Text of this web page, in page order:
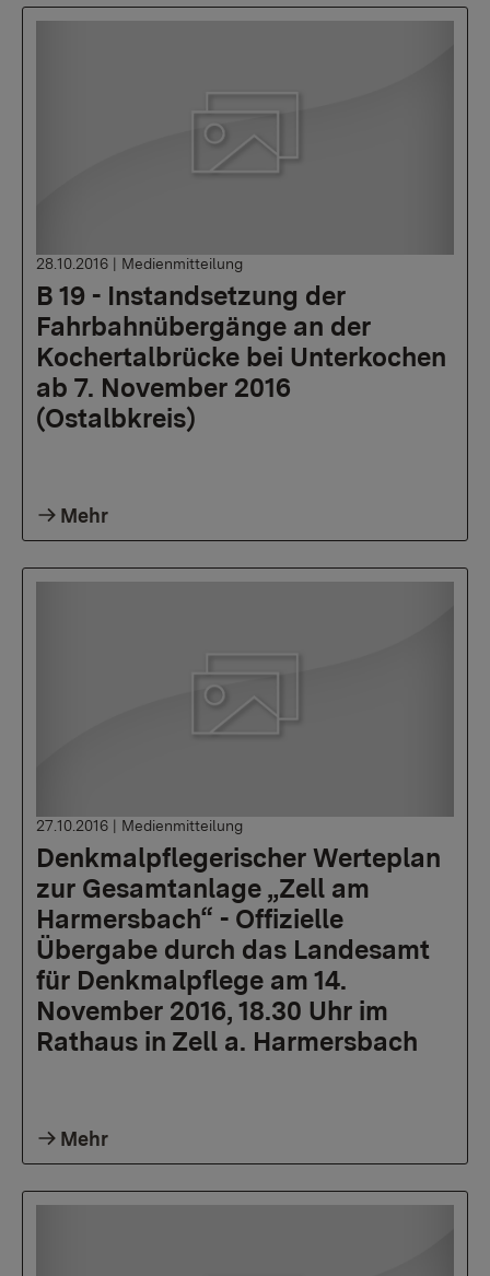
B 19 - Instandsetzung der
Fahrbahnübergänge an der
Kochertalbrücke bei Unterkochen
ab 7. November 2016
(Ostalbkreis)
28.10.2016 | Medienmitteilung
Mehr
Denkmalpflegerischer Werteplan
zur Gesamtanlage „Zell am
Harmersbach“ - Offizielle
Übergabe durch das Landesamt
für Denkmalpflege am 14.
November 2016, 18.30 Uhr im
Rathaus in Zell a. Harmersbach
27.10.2016 | Medienmitteilung
Mehr